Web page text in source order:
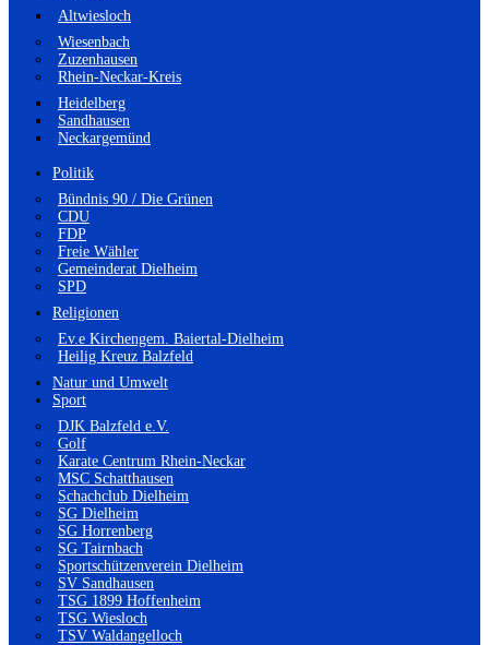
Altwiesloch
Wiesenbach
Zuzenhausen
Rhein-Neckar-Kreis
Heidelberg
Sandhausen
Neckargemünd
Politik
Bündnis 90 / Die Grünen
CDU
FDP
Freie Wähler
Gemeinderat Dielheim
SPD
Religionen
Ev.e Kirchengem. Baiertal-Dielheim
Heilig Kreuz Balzfeld
Natur und Umwelt
Sport
DJK Balzfeld e.V.
Golf
Karate Centrum Rhein-Neckar
MSC Schatthausen
Schachclub Dielheim
SG Dielheim
SG Horrenberg
SG Tairnbach
Sportschützenverein Dielheim
SV Sandhausen
TSG 1899 Hoffenheim
TSG Wiesloch
TSV Waldangelloch